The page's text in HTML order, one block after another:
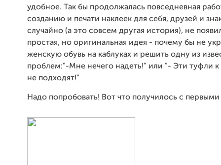
удобное. Так бы продолжалась повседневная
созданию и печати наклеек для себя, друзей и
случайно (а это совсем другая история), не
простая, но оригинальная идея - почему бы не
женскую обувь на каблуках и решить одну из
проблем:"-Мне нечего надеть!" или "- Эти туфли
не подходят!"
Надо попробовать! Вот что получилось с